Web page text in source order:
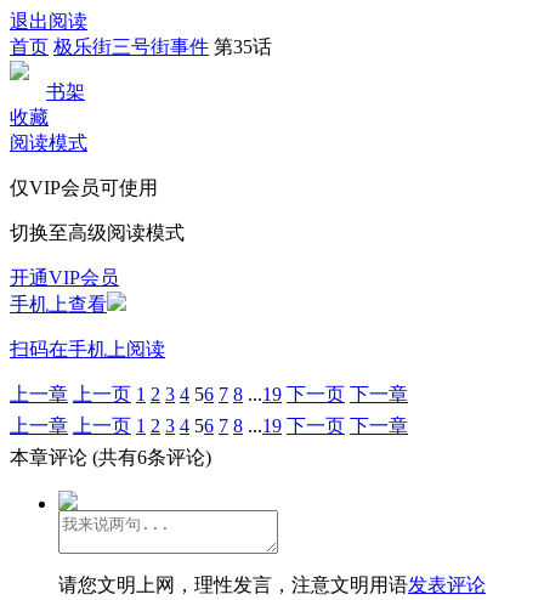
退出阅读
首页 极乐街三号街事件 第35话
书架
收藏
阅读模式
仅VIP会员可使用
切换至高级阅读模式
开通VIP会员
手机上查看
扫码在手机上阅读
上一章 上一页 1 2 3 4 56 7 8 ...19 下一页 下一章
上一章
上一页 1 2 3 4 56 7 8 ...19 下一页 下一章
本章评论 (共有6条评论)
请您文明上网，理性发言，注意文明用语发表评论